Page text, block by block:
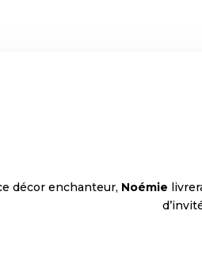
décor enchanteur, Noémie